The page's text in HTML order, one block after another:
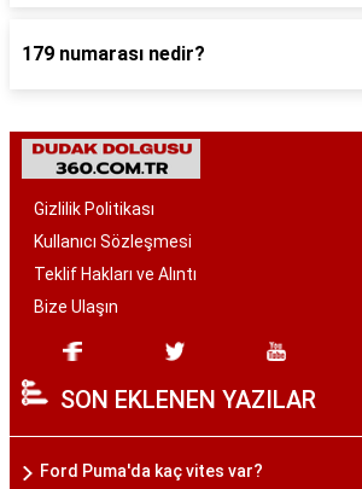
179 numarası nedir?
Gizlilik Politikası
Kullanıcı Sözleşmesi
Teklif Hakları ve Alıntı
Bize Ulaşın
SON EKLENEN YAZILAR
Ford Puma'da kaç vites var?